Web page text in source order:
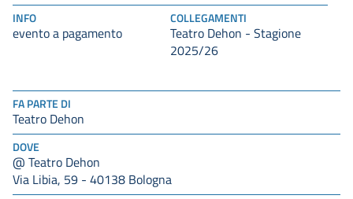
FA PARTE DI
Teatro Dehon
DOVE
@ Teatro Dehon
Via Libia, 59 - 40138 Bologna
INFO
evento a pagamento
COLLEGAMENTI
Teatro Dehon - Stagione
2025/26